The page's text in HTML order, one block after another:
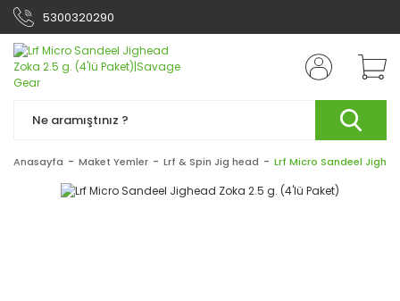
5300320290
Anasayfa Maket Yemler Lrf & Spin Jig head Lrf Micro Sandeel